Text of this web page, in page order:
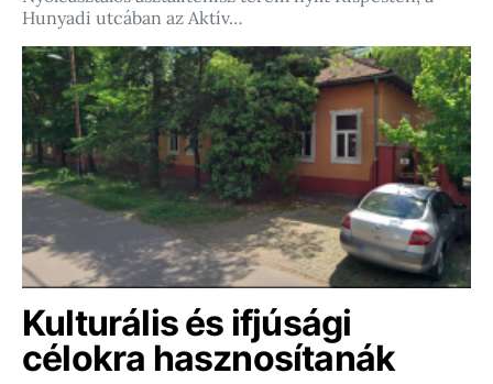
Hunyadi utcában az Aktív…
Kulturális és ifjúsági
célokra hasznosítanák